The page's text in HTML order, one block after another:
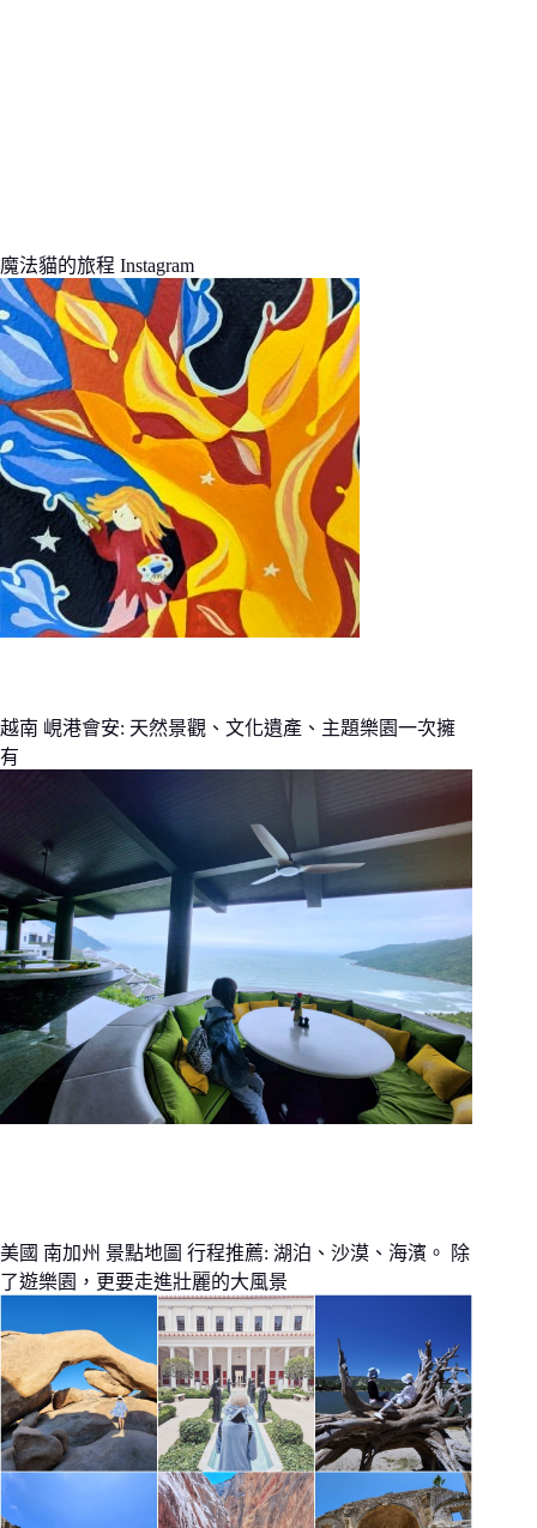
魔法貓的旅程 Instagram
越南 峴港會安: 天然景觀、文化遺產、主題樂園一次擁
有
美國 南加州 景點地圖 行程推薦: 湖泊、沙漠、海濱。 除
了遊樂園，更要走進壯麗的大風景